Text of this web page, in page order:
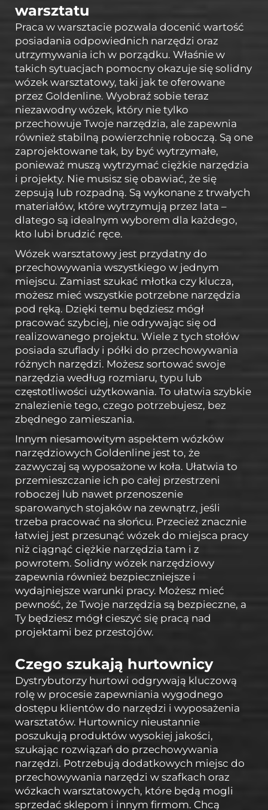
warsztatu
Praca w warsztacie pozwala docenić wartość
posiadania odpowiednich narzędzi oraz
utrzymywania ich w porządku. Właśnie w
takich sytuacjach pomocny okazuje się solidny
wózek warsztatowy, taki jak te oferowane
przez Goldenline. Wyobraź sobie teraz
niezawodny wózek, który nie tylko
przechowuje Twoje narzędzia, ale zapewnia
również stabilną powierzchnię roboczą. Są one
zaprojektowane tak, by być wytrzymałe,
ponieważ muszą wytrzymać ciężkie narzędzia
i projekty. Nie musisz się obawiać, że się
zepsują lub rozpadną. Są wykonane z trwałych
materiałów, które wytrzymują przez lata –
dlatego są idealnym wyborem dla każdego,
kto lubi brudzić ręce.
Wózek warsztatowy jest przydatny do
przechowywania wszystkiego w jednym
miejscu. Zamiast szukać młotka czy klucza,
możesz mieć wszystkie potrzebne narzędzia
pod ręką. Dzięki temu będziesz mógł
pracować szybciej, nie odrywając się od
realizowanego projektu. Wiele z tych stołów
posiada szuflady i półki do przechowywania
różnych narzędzi. Możesz sortować swoje
narzędzia według rozmiaru, typu lub
częstotliwości użytkowania. To ułatwia szybkie
znalezienie tego, czego potrzebujesz, bez
zbędnego zamieszania.
Innym niesamowitym aspektem wózków
narzędziowych Goldenline jest to, że
zazwyczaj są wyposażone w koła. Ułatwia to
przemieszczanie ich po całej przestrzeni
roboczej lub nawet przenoszenie
sparowanych stojaków na zewnątrz, jeśli
trzeba pracować na słońcu. Przecież znacznie
łatwiej jest przesunąć wózek do miejsca pracy
niż ciągnąć ciężkie narzędzia tam i z
powrotem. Solidny wózek narzędziowy
zapewnia również bezpieczniejsze i
wydajniejsze warunki pracy. Możesz mieć
pewność, że Twoje narzędzia są bezpieczne, a
Ty będziesz mógł cieszyć się pracą nad
projektami bez przestojów.
Czego szukają hurtownicy
Dystrybutorzy hurtowi odgrywają kluczową
rolę w procesie zapewniania wygodnego
dostępu klientów do narzędzi i wyposażenia
warsztatów. Hurtownicy nieustannie
poszukują produktów wysokiej jakości,
szukając rozwiązań do przechowywania
narzędzi. Potrzebują dodatkowych miejsc do
przechowywania narzędzi w szafkach oraz
wózkach warsztatowych, które będą mogli
sprzedać sklepom i innym firmom. Chcą